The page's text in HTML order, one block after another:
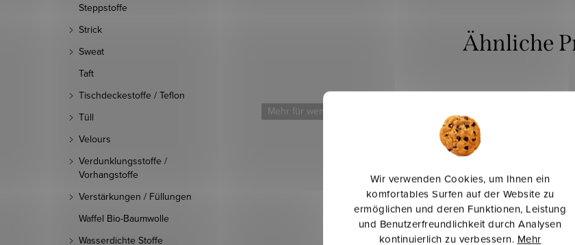
Wir verwenden Cookies, um Ihnen ein
komfortables Surfen auf der Website zu
ermöglichen und deren Funktionen, Leistung
und Benutzerfreundlichkeit durch Analysen
kontinuierlich zu verbessern. Mehr
Steppstoffe
Strick
Sweat
Taft
Tischdeckestoffe / Teflon
Tüll
Velours
Verdunklungsstoffe /
Vorhangstoffe
Verstärkungen / Füllungen
Waffel Bio-Baumwolle
Wasserdichte Stoffe
Mehr für weniger